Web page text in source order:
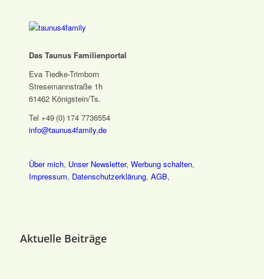
Das Taunus Familienportal
Eva Tiedke-Trimborn
Stresemannstraße 1h
61462 Königstein/Ts.
Tel +49 (0) 174 7736554
info@taunus4family.de
Über mich, Unser Newsletter, Werbung schalten,
Impressum, Datenschutz­erklärung, AGB,
Aktuelle Beiträge